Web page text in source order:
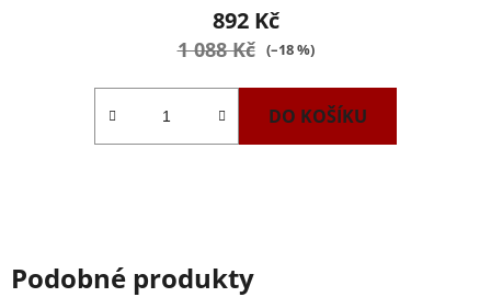
892 Kč
1 088 Kč (–18 %)
DO KOŠÍKU
Podobné produkty